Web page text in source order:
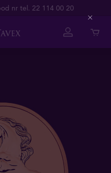
nr tel. 22 114 00 20
Close